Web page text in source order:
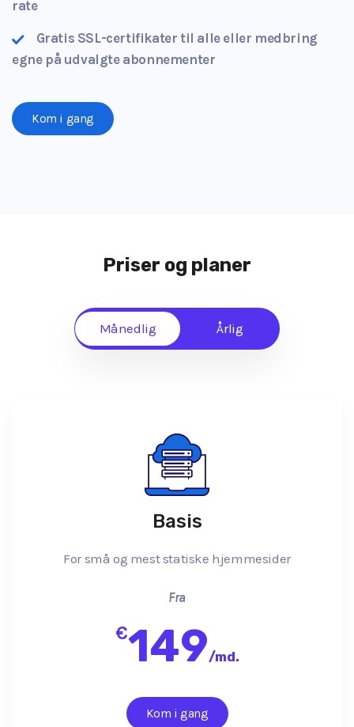
rate
Gratis SSL-certifikater til alle eller medbring
egne på udvalgte abonnementer
Kom i gang
Priser og planer
Månedlig Årlig
Basis
For små og mest statiske hjemmesider
Fra
€149/md.
Kom i gang